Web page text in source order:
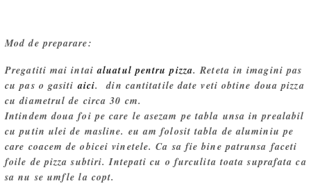
Mod de preparare:
Pregatiti mai intaialuatul pentru pizza. Reteta in imagini pas
cu pas o gasitiaici. din cantitatile date veti obtine doua pizza
cu diametrul de circa 30 cm.
Intindem doua foi pe care le asezam pe tabla unsa in prealabil
cu putin ulei de masline. eu am folosit tabla de aluminiu pe
care coacem de obicei vinetele. Ca sa fie bine patrunsa faceti
foile de pizza subtiri. Intepati cu o furculita toata suprafata ca
sa nu se umfle la copt.